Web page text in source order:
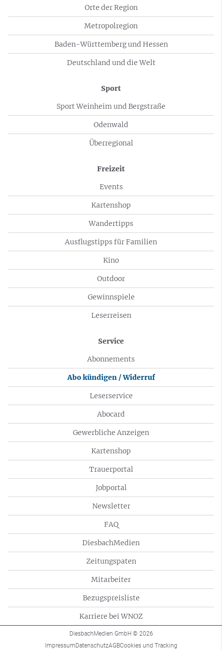
Orte der Region
Metropolregion
Baden-Württemberg und Hessen
Deutschland und die Welt
Sport
Sport Weinheim und Bergstraße
Odenwald
Überregional
Freizeit
Events
Kartenshop
Wandertipps
Ausflugstipps für Familien
Kino
Outdoor
Gewinnspiele
Leserreisen
Service
Abonnements
Abo kündigen / Widerruf
Leserservice
Abocard
Gewerbliche Anzeigen
Kartenshop
Trauerportal
Jobportal
Newsletter
FAQ
DiesbachMedien
Zeitungspaten
Mitarbeiter
Bezugspreisliste
Karriere bei WNOZ
DiesbachMedien GmbH © 2026
ImpressumDatenschutzAGBCookies und Tracking